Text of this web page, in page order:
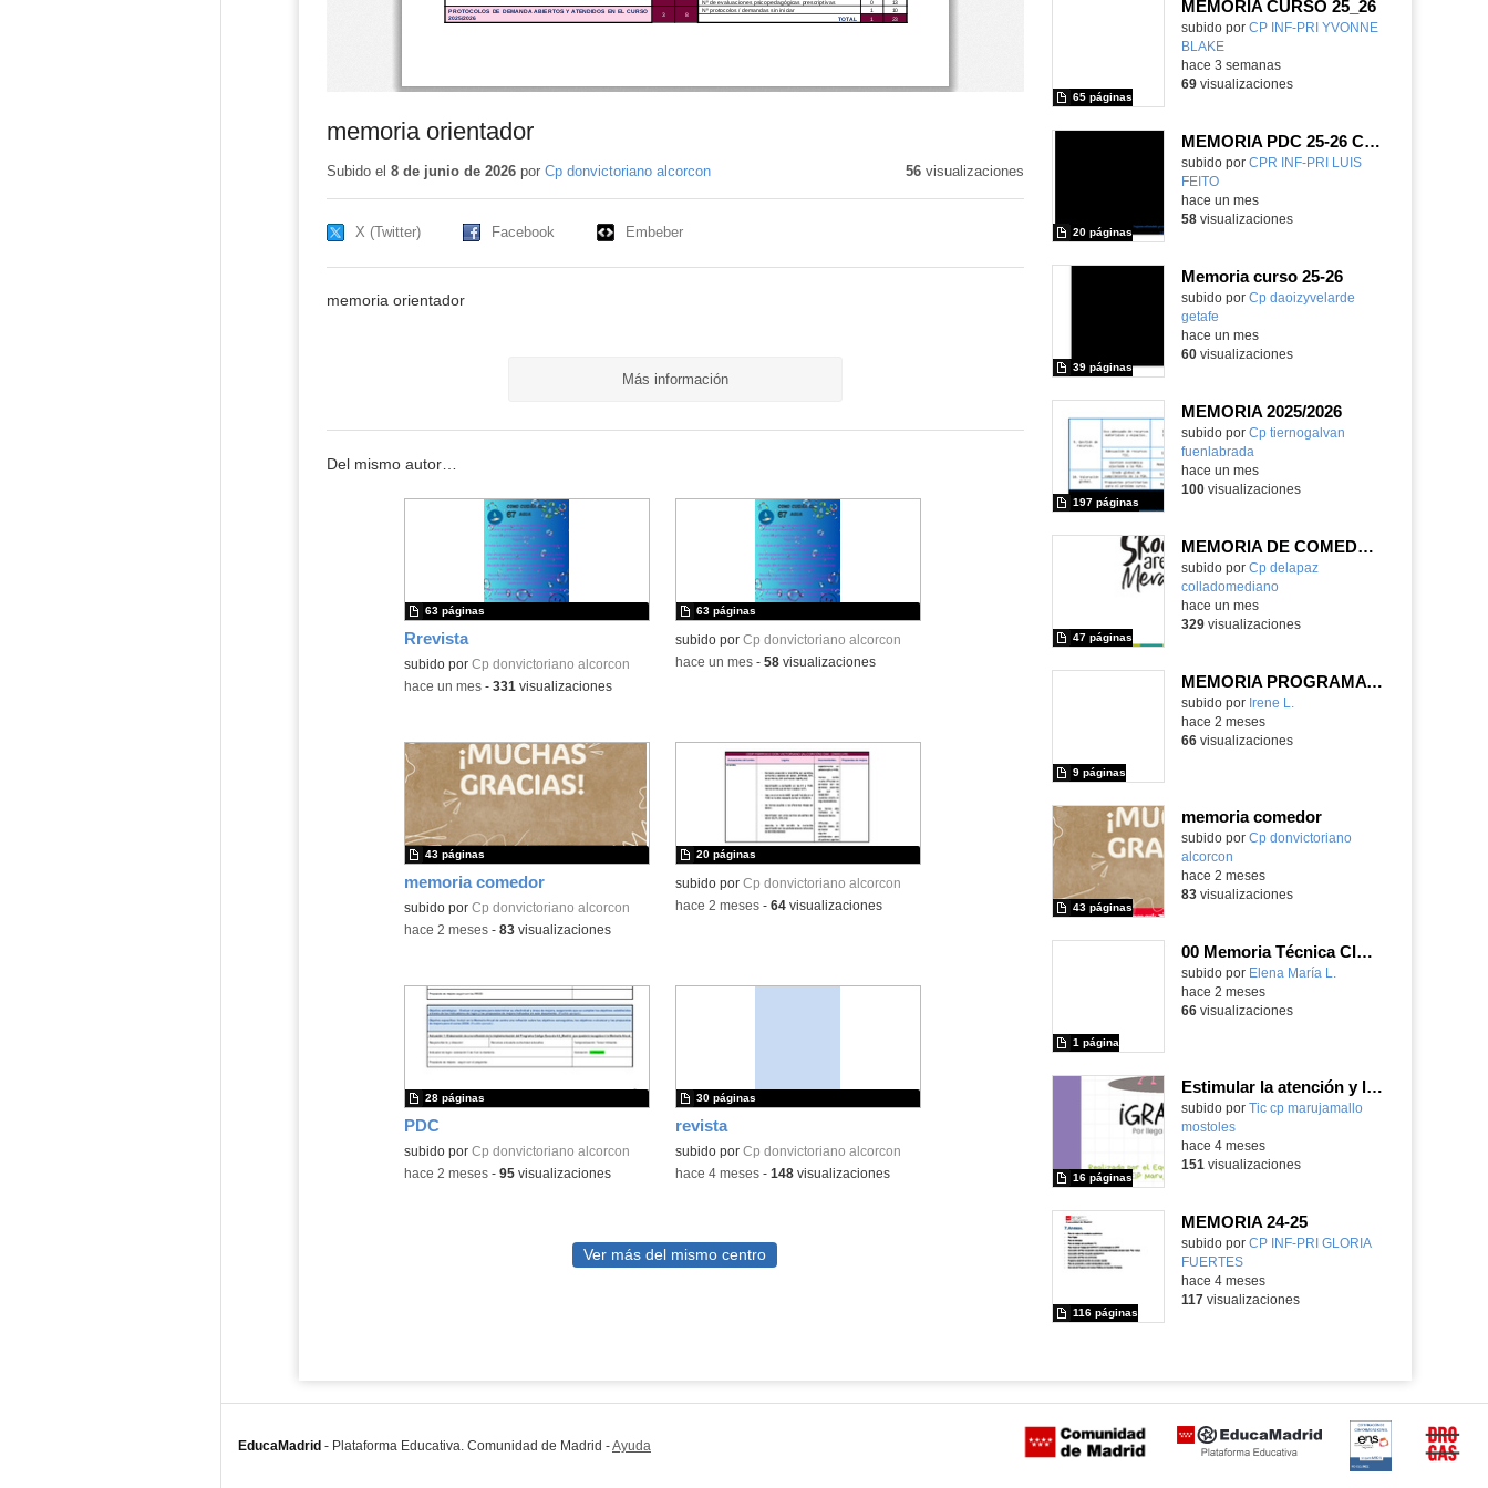
memoria orientador
Subido el 8 de junio de 2026por Cp donvictoriano alcorcon 56visualizaciones
X (Twitter) Facebook Embeber
memoria orientador
Más información
Del mismo autor…
Rrevista
subido por Cp donvictoriano alcorcon
63 páginas
-hace un mes- 331 visualizaciones
subido por Cp donvictoriano alcorcon
63 páginas
-hace un mes- 58visualizaciones
memoria comedor
subido por Cp donvictoriano alcorcon
43 páginas
-hace 2 meses- 83visualizaciones
subido por Cp donvictoriano alcorcon
20 páginas
-hace 2 meses- 64visualizaciones
PDC
subido por Cp donvictoriano alcorcon
28 páginas
-hace 2 meses- 95visualizaciones
revista
subido por Cp donvictoriano alcorcon
30 páginas
-hace 4 meses- 148visualizaciones
Ver más del mismo centro
MEMORIA CURSO 25_26
subido por CP INF-PRI YVONNE
BLAKE
65 páginas
-
hace 3 semanas
69visualizaciones
MEMORIA PDC 25-26 COLEGIO LUIS FEITO
Contenido educativo.
subido por CPR INF-PRI LUIS
FEITO
20 páginas
-
hace un mes
58visualizaciones
Memoria curso 25-26
Contenido educativo.
subido por Cp daoizyvelarde
getafe
39 páginas
hace un mes
60visualizaciones
MEMORIA 2025/2026
subido por Cp tiernogalvan
fuenlabrada
197 páginas
hace un mes
100visualizaciones
MEMORIA DE COMEDOR CURSO 2025/26
Contenido educativo.
subido por Cp delapaz
colladomediano
47 páginas
-
hace un mes
329visualizaciones
MEMORIA PROGRAMA READY STEADY & GO CEIP FRANCISCO ARRANZ
subido por Irene L.
9 páginas
hace 2 meses
66visualizaciones
memoria comedor
subido por Cp donvictoriano
alcorcon
43 páginas
hace 2 meses
83visualizaciones
00 Memoria Técnica CIBERMANAGERS 2026
Contenido educativo.
subido por Elena María L.
1 página
hace 2 meses
66visualizaciones
Estimular la atención y la memoria
subido por Tic cp marujamallo
mostoles
16 páginas
-
hace 4 meses
151 visualizaciones
MEMORIA 24-25
subido por CP INF-PRI GLORIA
FUERTES
116 páginas
-
hace 4 meses
117visualizaciones
EducaMadrid - Plataforma Educativa. Comunidad de Madrid -Ayuda Certificación Buzón